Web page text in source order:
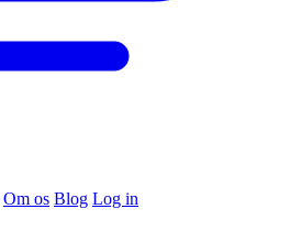
Om os Blog Log in